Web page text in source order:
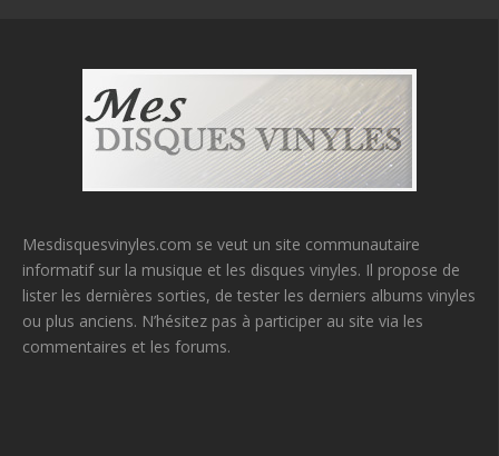
Mesdisquesvinyles.com se veut un site communautaire
informatif sur la musique et les disques vinyles. Il propose de
lister les dernières sorties, de tester les derniers albums vinyles
ou plus anciens. N’hésitez pas à participer au site via les
commentaires et les forums.